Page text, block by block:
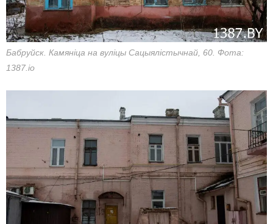
Бабруйск. Камяніца на вуліцы Сацыялістычнай, 60. Фота:
1387.io